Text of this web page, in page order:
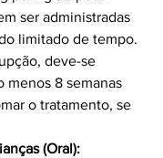
ser administradas
limitado de tempo.
deve-se
menos 8 semanas
o tratamento, se
(Oral):